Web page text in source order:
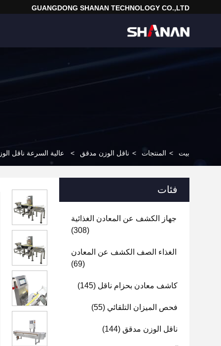
GUANGDONG SHANAN TECHNOLOGY CO.,LTD
بيت > المنتجات > ناقل الوزن مدقق > عالية السرعة ناقل
فئات
جهاز الكشف عن المعادن الغذائية
(308)
الغذاء الصف الكشف عن المعادن
(69)
كاشف معادن بحزام ناقل (145)
فحص الميزان التلقائي (55)
ناقل الوزن مدقق (144)